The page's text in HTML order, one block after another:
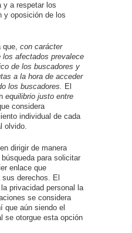
y a respetar los
y oposición de los
que, con carácter
los afectados prevalece
de los buscadores y
a la hora de acceder
los buscadores. El
equilibrio justo entre
considera
individual de cada
olvido.
dirigir de manera
para solicitar
enlace que
derechos. El
privacidad personal la
se considera
que aún siendo el
se otorgue esta opción